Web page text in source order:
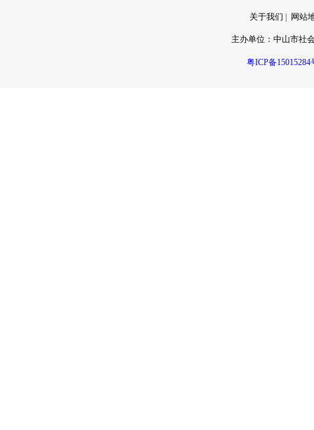
关于我们 网站
主办单位：中山市社
粤ICP备15015284